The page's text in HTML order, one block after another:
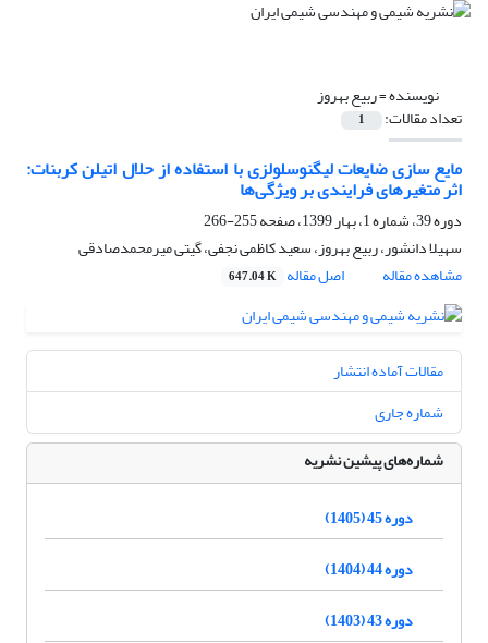
نویسنده =ربیع بهروز
تعداد مقالات: 1
مایع سازی ضایعات لیگنوسلولزی با استفاده از حلال اتیلن کربنات:
اثر متغیرهای فرایندی بر ویژگی‌ها
دوره 39، شماره 1، بهار 1399، صفحه
255-266
سهیلا دانشور، ربیع بهروز، سعید کاظمی نجفی، گیتی میرمحمدصادقی
مشاهده مقاله
اصل مقاله 647.04 K
مقالات آماده انتشار
شماره جاری
شماره‌های پیشین نشریه
دوره 45 (1405)
دوره 44 (1404)
دوره 43 (1403)